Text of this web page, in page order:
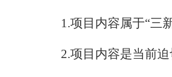
1.项目内容属于“三
2.项目内容是当前